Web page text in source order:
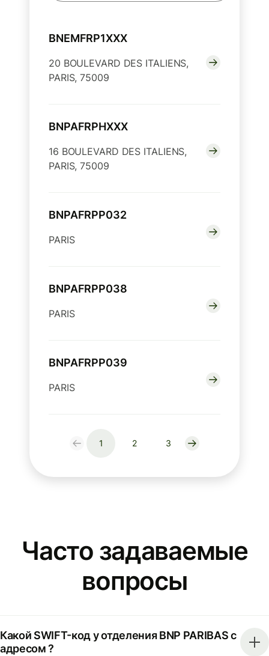
BNEMFRP1XXX
20 BOULEVARD DES ITALIENS,
PARIS, 75009
BNPAFRPHXXX
16 BOULEVARD DES ITALIENS,
PARIS, 75009
BNPAFRPP032
PARIS
BNPAFRPP038
PARIS
BNPAFRPP039
PARIS
1 2 3
Часто задаваемые
вопросы
Какой SWIFT-код у отделения BNP PARIBAS с
адресом ?